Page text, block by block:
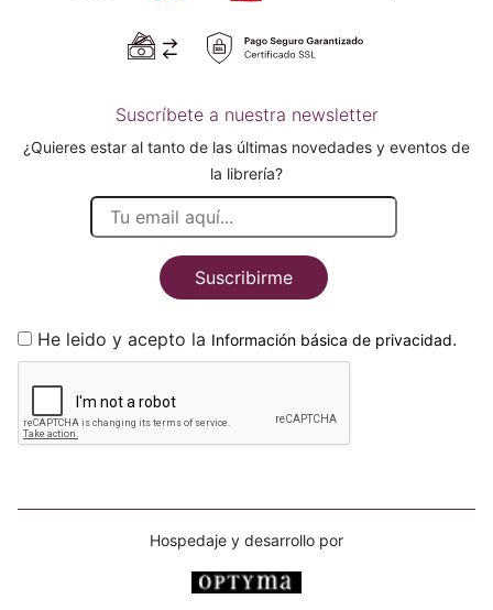
Suscríbete a nuestra newsletter
¿Quieres estar al tanto de las últimas novedades y eventos de
la librería?
Suscribirme
He leido y acepto la Información básica de privacidad.
Hospedaje y desarrollo por